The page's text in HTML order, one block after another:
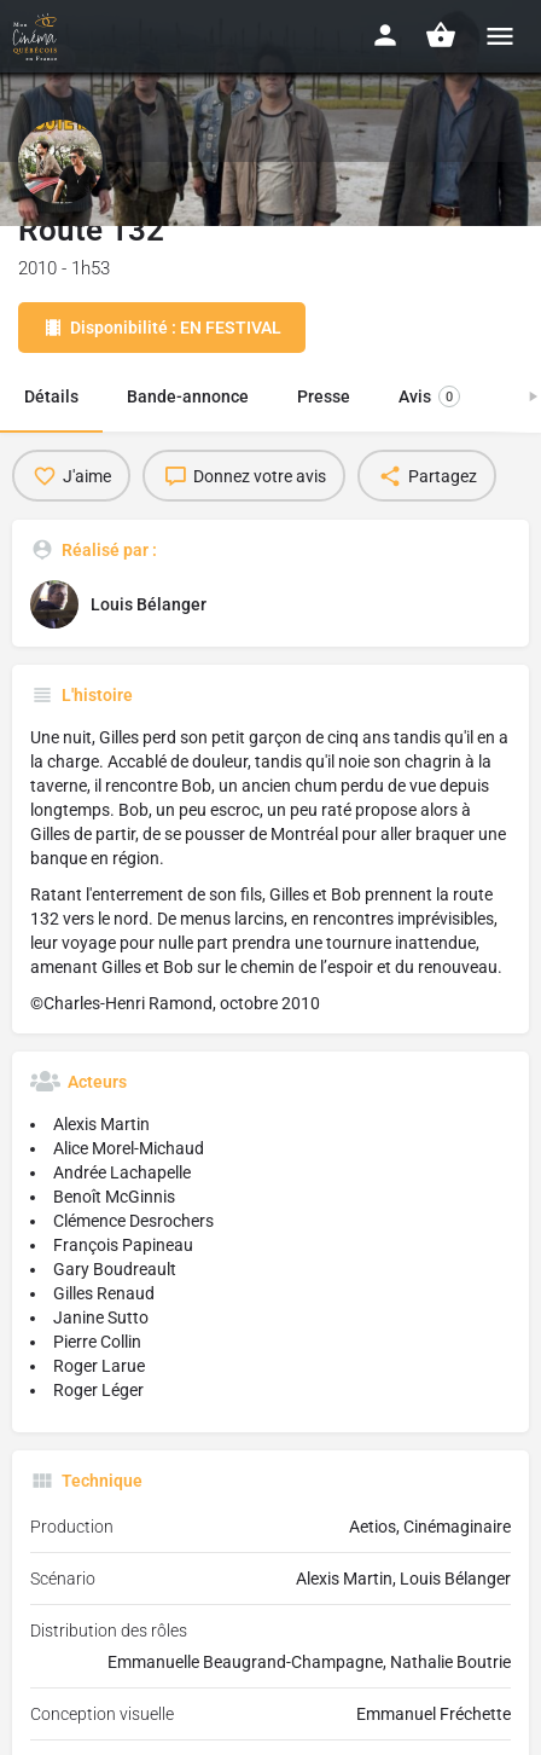
Route 132
2010 - 1h53
Disponibilité : EN FESTIVAL
Détails Bande-annonce Presse Avis 0
J'aime Donnez votre avis Partagez
Réalisé par :
Louis Bélanger
L'histoire
Une nuit, Gilles perd son petit garçon de cinq ans tandis qu'il en a
la charge. Accablé de douleur, tandis qu'il noie son chagrin à la
taverne, il rencontre Bob, un ancien chum perdu de vue depuis
longtemps. Bob, un peu escroc, un peu raté propose alors à
Gilles de partir, de se pousser de Montréal pour aller braquer une
banque en région.
Ratant l'enterrement de son fils, Gilles et Bob prennent la route
132 vers le nord. De menus larcins, en rencontres imprévisibles,
leur voyage pour nulle part prendra une tournure inattendue,
amenant Gilles et Bob sur le chemin de l’espoir et du renouveau.
©Charles-Henri Ramond, octobre 2010
Acteurs
Alexis Martin
Alice Morel-Michaud
Andrée Lachapelle
Benoît McGinnis
Clémence Desrochers
François Papineau
Gary Boudreault
Gilles Renaud
Janine Sutto
Pierre Collin
Roger Larue
Roger Léger
Technique
Production Aetios, Cinémaginaire
Scénario Alexis Martin, Louis Bélanger
Distribution des rôles
Emmanuelle Beaugrand-Champagne, Nathalie Boutrie
Conception visuelle Emmanuel Fréchette